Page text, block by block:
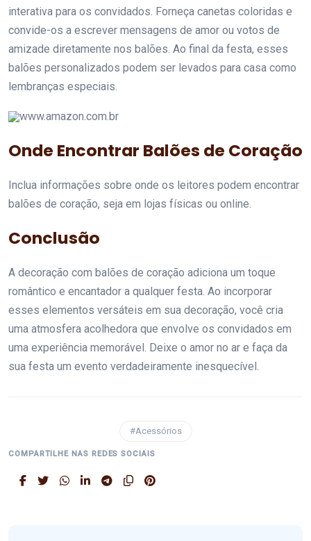
interativa para os convidados. Forneça canetas coloridas e
convide-os a escrever mensagens de amor ou votos de
amizade diretamente nos balões. Ao final da festa, esses
balões personalizados podem ser levados para casa como
lembranças especiais.
www.amazon.com.br
Onde Encontrar Balões de Coração
Inclua informações sobre onde os leitores podem encontrar
balões de coração, seja em lojas físicas ou online.
Conclusão
A decoração com balões de coração adiciona um toque
romântico e encantador a qualquer festa. Ao incorporar
esses elementos versáteis em sua decoração, você cria
uma atmosfera acolhedora que envolve os convidados em
uma experiência memorável. Deixe o amor no ar e faça da
sua festa um evento verdadeiramente inesquecível.
#Acessórios
COMPARTILHE NAS REDES SOCIAIS